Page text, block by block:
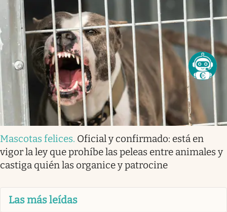
Mascotas felices. Oficial y confirmado: está en
vigor la ley que prohíbe las peleas entre animales y
castiga quién las organice y patrocine
Las más leídas